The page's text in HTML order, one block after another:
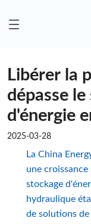
Libérer la
dépasse
d'énergie
2025-03-28
La China
une
stockage
hydraulique
de solutions